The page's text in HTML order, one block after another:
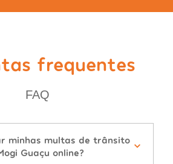
frequentes
FAQ
minhas multas de trânsito
Guaçu online?